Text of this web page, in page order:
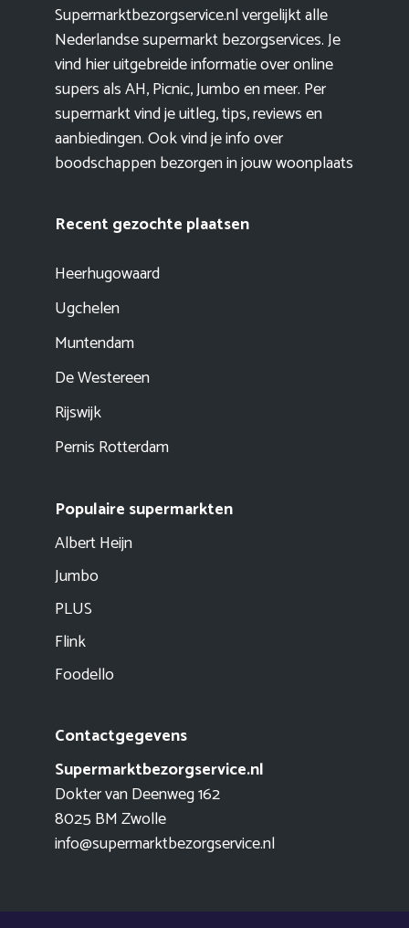
Supermarktbezorgservice.nl vergelijkt alle
Nederlandse supermarkt bezorgservices. Je
vind hier uitgebreide informatie over online
supers als AH, Picnic, Jumbo en meer. Per
supermarkt vind je uitleg, tips, reviews en
aanbiedingen. Ook vind je info over
boodschappen bezorgen in jouw woonplaats
Recent gezochte plaatsen
Heerhugowaard
Ugchelen
Muntendam
De Westereen
Rijswijk
Pernis Rotterdam
Populaire supermarkten
Albert Heijn
Jumbo
PLUS
Flink
Foodello
Contactgegevens
Supermarktbezorgservice.nl
Dokter van Deenweg 162
8025 BM Zwolle
info@supermarktbezorgservice.nl